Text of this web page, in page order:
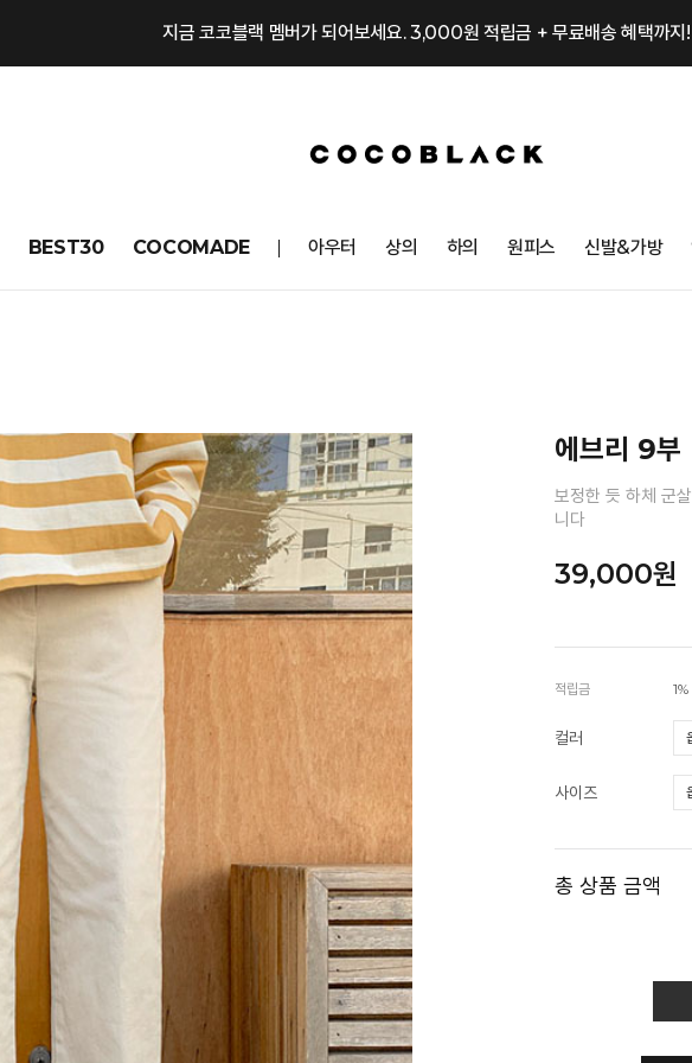
지금 코코블랙 멤버가 되어보세요. 3,000원 적립금 + 무료배송 혜택까지!
BEST30 COCOMADE 아우터 상의 하의 원피스 신발&가방
에브리 9부
보정한 듯 하체 군
니다
39,000원
적립금 1%
컬러
사이즈
총 상품 금액